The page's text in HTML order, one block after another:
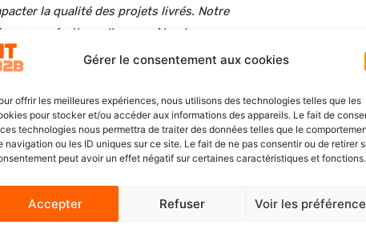
Gérer le consentement aux cookies
offrir les meilleures expériences, nous utilisons des technologies telles que les
pour stocker et/ou accéder aux informations des appareils. Le fait de
technologies nous permettra de traiter des données telles que le
navigation ou les ID uniques sur ce site. Le fait de ne pas consentir ou de retirer
peut avoir un effet négatif sur certaines caractéristiques et fonctions.
Accepter Refuser Voir les
la qualité des projets livrés. Notre
opérationnelle concrète, de nous appuyer sur
turn-over, d’assurer des prestations de très haute
les temps
donc accélérer sa croissance, continuer de fédérer de
comme la référence des Centres d’Excellence et de